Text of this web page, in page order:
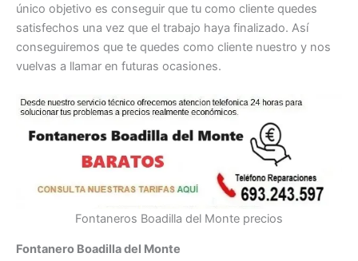
único objetivo es conseguir que tu como cliente quedes
satisfechos una vez que el trabajo haya finalizado. Así
conseguiremos que te quedes como cliente nuestro y nos
vuelvas a llamar en futuras ocasiones.
Fontaneros Boadilla del Monte precios
Fontanero Boadilla del Monte